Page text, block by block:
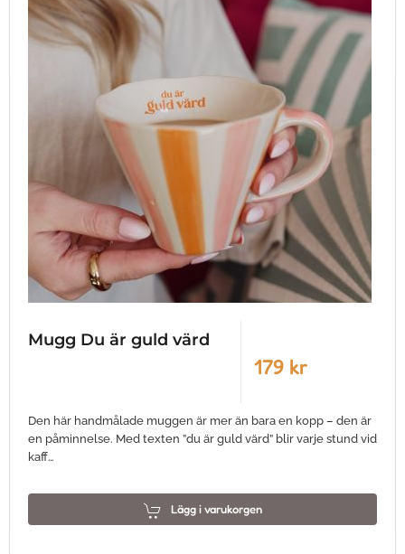
Mugg Du är guld värd
179 kr
Den här handmålade muggen är mer än bara en kopp – den är
en påminnelse. Med texten ”du är guld värd” blir varje stund vid
kaff…
Lägg i varukorgen